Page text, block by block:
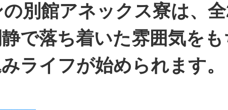
別館アネックス寮は、
で落ち着いた雰囲気をも
ライフが始められます。